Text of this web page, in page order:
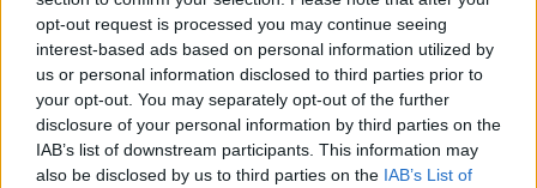
opt-out request is processed you may continue seeing
interest-based ads based on personal information utilized by
us or personal information disclosed to third parties prior to
your opt-out. You may separately opt-out of the further
disclosure of your personal information by third parties on the
IAB’s list of downstream participants. This information may
also be disclosed by us to third parties on the IAB’s List of
odpowiedzialny
02-460 Warszawa
info_pl@lenovo.com
https://lenovo.com
Pomoc
techniczna
https://support.lenovo.com/pl/pl/